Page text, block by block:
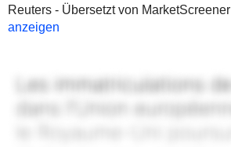
Reuters - Übersetzt von MarketScreener
anzeigen